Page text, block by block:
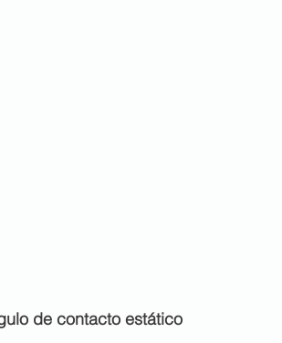
de contacto estático